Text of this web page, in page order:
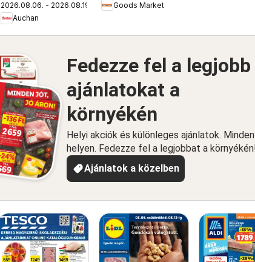
Iskolakezdés
ajánlatok
2026.08.06. - 2026.08.19.
Auchan
Goods Market
Fedezze fel a legjobb
ajánlatokat a
környékén
Helyi akciók és különleges ajánlatok.
helyen. Fedezze fel a legjobbat a
Ajánlatok a közelben